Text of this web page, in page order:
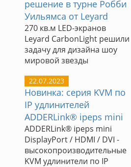
решение в турне Робби
Уильямса от Leyard
270 кв.м LED-экранов
Leyard CarbonLight решили
задачу для дизайна шоу
мировой звезды
22.07.2023
Новинка: серия KVM по
IP удлинителей
ADDERLink® ipeps mini
ADDERLink® ipeps mini
DisplayPort / HDMI / DVI -
высокопроизводительные
KVM удлинители по IP